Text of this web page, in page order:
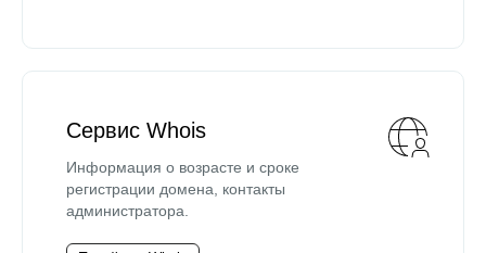
Сервис Whois
Информация о возрасте и сроке
регистрации домена, контакты
администратора.